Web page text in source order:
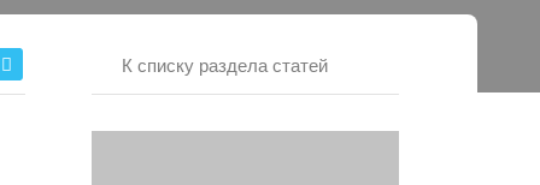
К списку раздела статей